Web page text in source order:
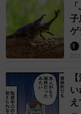
子
ゲ
ら